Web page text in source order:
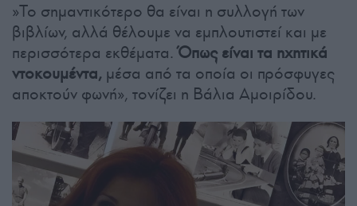
»Το σημαντικότερο θα είναι η συλλογή των
βιβλίων, αλλά θέλουμε να εμπλουτιστεί και με
περισσότερα εκθέματα.Όπως είναι τα ηχητικά
ντοκουμέντα, μέσα από τα οποία οι πρόσφυγες
αποκτούν φωνή», τονίζει η Βάλια Αμοιρίδου.